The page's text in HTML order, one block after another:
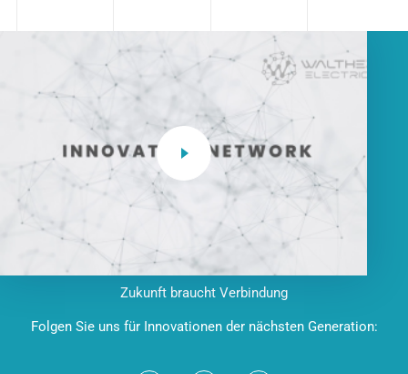
Zukunft braucht Verbindung
Folgen Sie uns für Innovationen der nächsten Generation: